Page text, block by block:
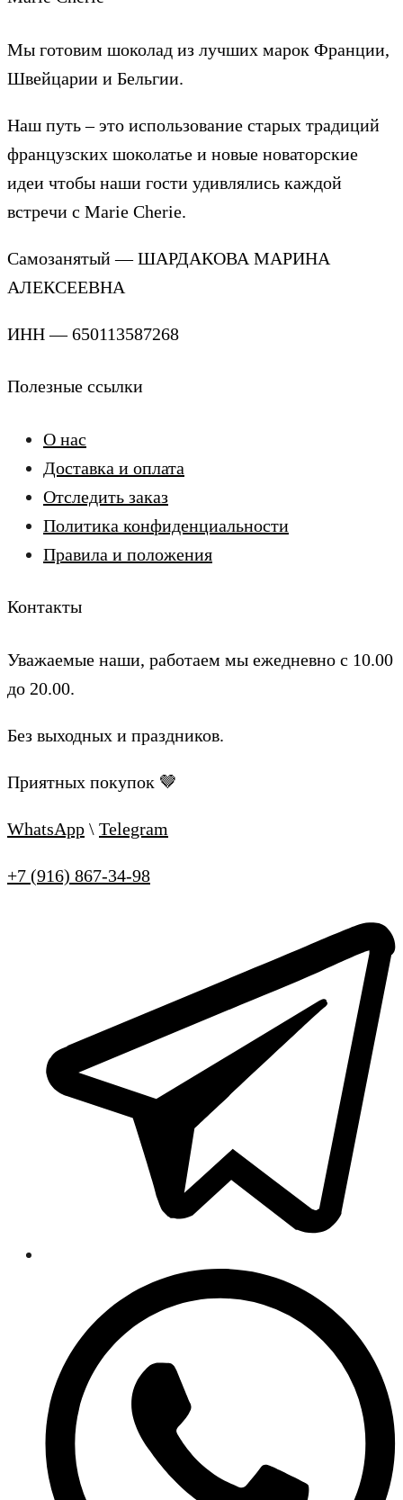
Мы готовим шоколад из лучших марок Франции,
Швейцарии и Бельгии.
Наш путь – это использование старых традиций
французских шоколатье и новые новаторские
идеи чтобы наши гости удивлялись каждой
встречи с Marie Cherie.
Самозанятый — ШАРДАКОВА МАРИНА
АЛЕКСЕЕВНА
ИНН — 650113587268
Полезные ссылки
О нас
Доставка и оплата
Отследить заказ
Политика конфиденциальности
Правила и положения
Контакты
Уважаемые наши, работаем мы ежедневно с 10.00
до 20.00.
Без выходных и праздников.
Приятных покупок 🤎
WhatsApp \ Telegram
+7 (916) 867-34-98